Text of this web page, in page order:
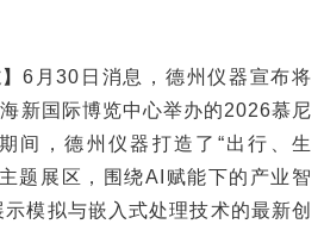
6月30日消息，德州仪器宣布将
新国际博览中心举办的2026慕尼
间，德州仪器打造了“出行、生
题展区，围绕AI赋能下的产业智
模拟与嵌入式处理技术的最新创